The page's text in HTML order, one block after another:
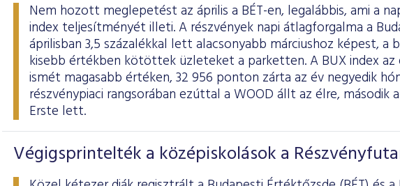
Nem hozott meglepetést az április a BÉT-en, legalábbis, ami a
index teljesítményét illeti. A részvények napi átlagforgalma a
áprilisban 3,5 százalékkal lett alacsonyabb márciushoz képest, a
kisebb értékben kötöttek üzleteket a parketten. A BUX index
ismét magasabb értéken, 32 956 ponton zárta az év negyedik
részvénypiaci rangsorában ezúttal a WOOD állt az élre, második
Erste lett.
Végigsprintelték a középiskolások a